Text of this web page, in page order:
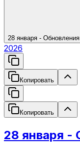
28 января -
2026
Копировать
Копировать
28 января -